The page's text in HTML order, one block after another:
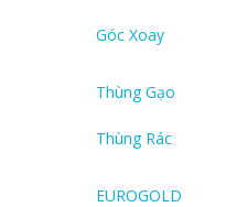
Góc Xoay
Thùng Gạo
Thùng Rác
EUROGOLD